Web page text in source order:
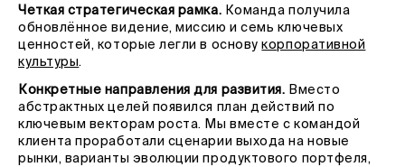
Четкая стратегическая рамка. Команда получила
обновлённое видение, миссию и семь ключевых
ценностей, которые легли в основукорпоративной
культуры.
Конкретные направления для развития. Вместо
абстрактных целей появился план действий по
ключевым векторам роста. Мы вместе с командой
клиента проработали сценарии выхода на новые
рынки, варианты эволюции продуктового портфеля,